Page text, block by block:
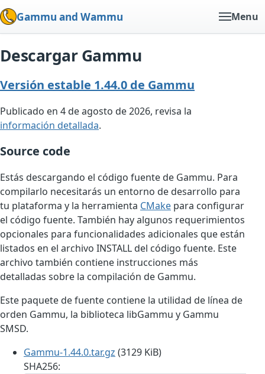
Gammu and Wammu Menu
Descargar Gammu
Versión estable 1.44.0 de Gammu
Publicado en 4 de agosto de 2026, revisa la
información detallada.
Source code
Estás descargando el código fuente de Gammu. Para
compilarlo necesitarás un entorno de desarrollo para
tu plataforma y la herramienta CMake para configurar
el código fuente. También hay algunos requerimientos
opcionales para funcionalidades adicionales que están
listados en el archivo INSTALL del código fuente. Este
archivo también contiene instrucciones más
detalladas sobre la compilación de Gammu.
Este paquete de fuente contiene la utilidad de línea de
orden Gammu, la biblioteca libGammu y Gammu
SMSD.
Gammu-1.44.0.tar.gz (3129 KiB)
SHA256: